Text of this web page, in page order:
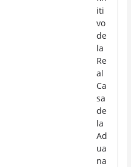
iti
vo
de
la
Re
al
Ca
sa
de
la
Ad
ua
na